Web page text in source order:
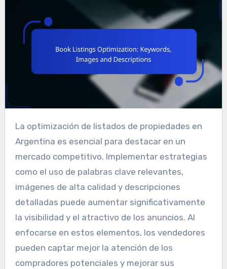
La optimización de listados de propiedades en
Argentina es esencial para destacar en un
mercado competitivo. Implementar estrategias
como el uso de palabras clave relevantes,
imágenes de alta calidad y descripciones
detalladas puede aumentar significativamente
la visibilidad y el atractivo de los anuncios. Al
enfocarse en estos elementos, los vendedores
pueden captar mejor la atención de los
compradores potenciales y mejorar sus